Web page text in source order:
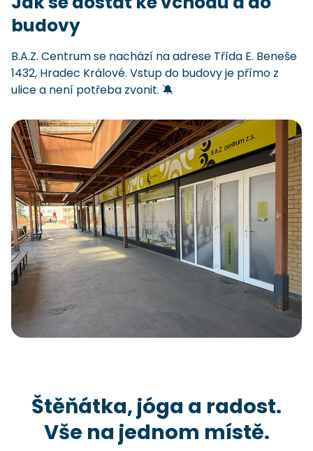
budovy
B.A.Z. Centrum se nachází na adrese Třída E. Beneše
1432, Hradec Králové. Vstup do budovy je přímo z
ulice a není potřeba zvonit. 🔕
Štěňátka, jóga a radost.
Vše na jednom místě.